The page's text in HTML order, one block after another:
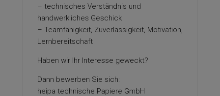
– technisches Verständnis und
handwerkliches Geschick
– Teamfähigkeit, Zuverlässigkeit, Motivation,
Lernbereitschaft
Haben wir Ihr Interesse geweckt?
Dann bewerben Sie sich:
heipa technische Papiere GmbH